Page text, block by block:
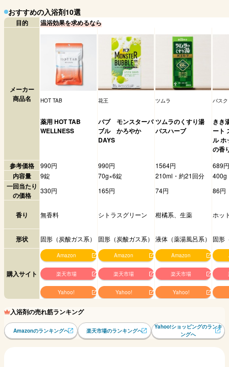
おすすめの入浴剤10選
目的 温浴効果を求めるなら
メーカー
商品名
HOT TAB 花王 ツムラ バス
薬用 HOT TAB
WELLNESS
バブ モンスターバ
ブル かろやか
DAYS
ツムラのくすり湯
バスハーブ
きき
ート
ル ホ
の香
参考価格
990円 990円 1564円 689円
内容量 9錠 70g×6錠 210ml・約21回分 400g
一回当たり
の価格
330円 165円 74円 86円
香り 無香料 シトラスグリーン 柑橘系、生薬 ホッ
形状 固形（炭酸ガス系） 固形（炭酸ガス系） 液体（薬湯風呂系） 固形
購入サイト
Amazon
楽天市場
Yahoo!
Amazon
楽天市場
Yahoo!
Amazon
楽天市場
Yahoo!
入浴剤の売れ筋ランキング
Amazonのランキングへ 楽天市場のランキングへ
Yahoo!ショッピングのランキ
ングへ